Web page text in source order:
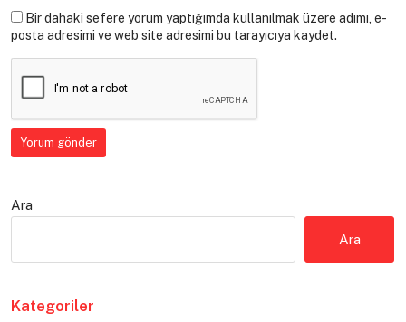
Bir dahaki sefere yorum yaptığımda kullanılmak üzere adımı, e-
posta adresimi ve web site adresimi bu tarayıcıya kaydet.
Ara
Ara
Kategoriler